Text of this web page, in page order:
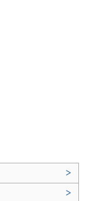
>
>